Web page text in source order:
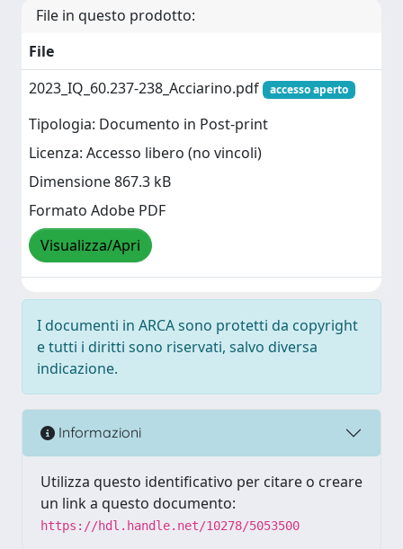
File in questo prodotto:
File
2023_IQ_60.237-238_Acciarino.pdf
accesso aperto
Tipologia: Documento in Post-print
Licenza: Accesso libero (no vincoli)
Dimensione 867.3 kB
Formato Adobe PDF
Visualizza/Apri
I documenti in ARCA sono protetti da copyright
e tutti i diritti sono riservati, salvo diversa
indicazione.
Informazioni
Utilizza questo identificativo per citare o creare
un link a questo documento:
https://hdl.handle.net/10278/5053500